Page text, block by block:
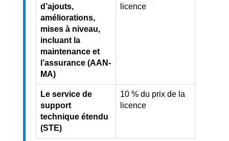
d’ajouts,
améliorations,
mises à niveau,
incluant la
maintenance et
l’assurance (AAN-
MA)
licence
Le service de
support
technique étendu
(STE)
10 % du prix de la
licence